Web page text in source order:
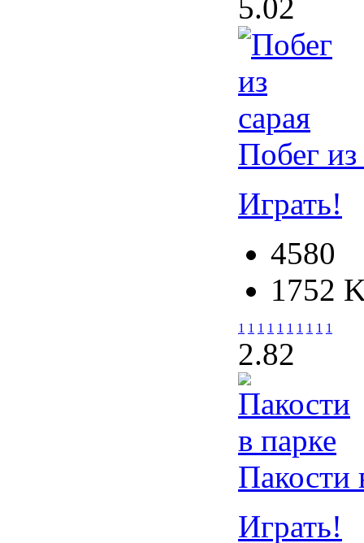
5.02
Побег из
Играть!
4580
1752
1 1 1 1 1 1 1 1 1 1
2.82
Пакости
Играть!